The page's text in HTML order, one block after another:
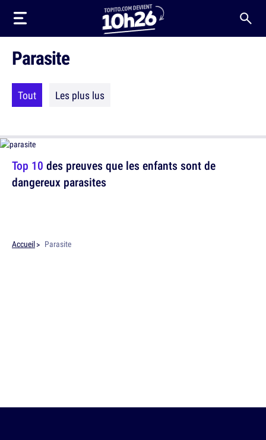
Parasite
Tout Les plus lus
Top 10 des preuves que les enfants sont de
dangereux parasites
Accueil Parasite